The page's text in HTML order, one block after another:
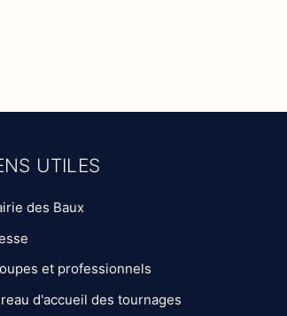
UTILES
des Baux
et professionnels
d'accueil des tournages